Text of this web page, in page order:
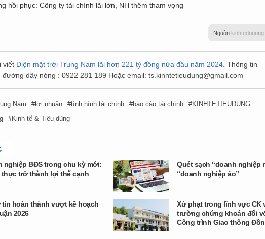
hồi phục: Công ty tài chính lãi lớn, NH thêm tham vọng
Nguồn kinhtedouong
viết Điện mặt trời Trung Nam lãi hơn 221 tỷ đồng nửa đầu năm 2024 . Thông tin
đường dây nóng : 0922 281 189 Hoặc email: ts.kinhtetieudung@gmail.com
Nam lợi nhuận tình hình tài chính báo cáo tài chính
KINHTETIEUDUNG
Kinh tế & Tiêu dùng
nghiệp BĐS trong chu kỳ mới:
thực trở thành lợi thế cạnh
Quét sạch “doanh nghiệp
“doanh nghiệp ảo”
tin hoàn thành vượt kế hoạch
2026
Xử phạt trong lĩnh vực CK
trường chứng khoán đối
Công trình Giao thông